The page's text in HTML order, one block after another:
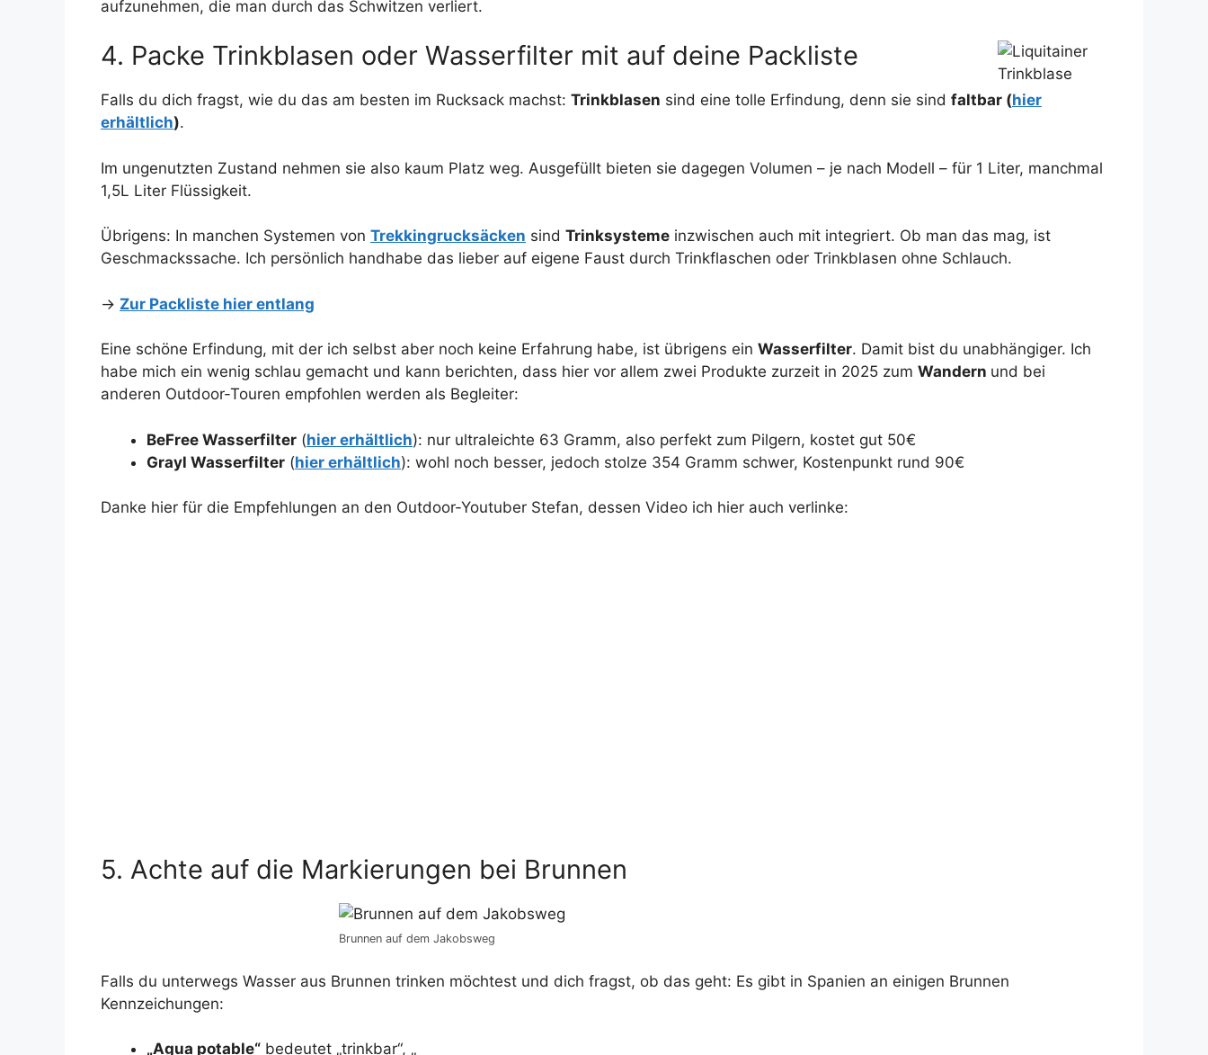
aufzunehmen, die man durch das Schwitzen verliert.
4. Packe Trinkblasen oder Wasserfilter mit auf deine Packliste
Falls du dich fragst, wie du das am besten im Rucksack machst: Trinkblasen sind eine tolle Erfindung, denn sie sind faltbar (hier
erhältlich).
Im ungenutzten Zustand nehmen sie also kaum Platz weg. Ausgefüllt bieten sie dagegen Volumen – je nach Modell – für 1 Liter, manchmal
1,5L Liter Flüssigkeit.
Übrigens: In manchen Systemen von Trekkingrucksäcken sind Trinksysteme inzwischen auch mit integriert. Ob man das mag, ist
Geschmackssache. Ich persönlich handhabe das lieber auf eigene Faust durch Trinkflaschen oder Trinkblasen ohne Schlauch.
-> Zur Packliste hier entlang
Eine schöne Erfindung, mit der ich selbst aber noch keine Erfahrung habe, ist übrigens ein Wasserfilter. Damit bist du unabhängiger. Ich
habe mich ein wenig schlau gemacht und kann berichten, dass hier vor allem zwei Produkte zurzeit in 2025 zum Wandern und bei
anderen Outdoor-Touren empfohlen werden als Begleiter:
BeFree Wasserfilter (hier erhältlich): nur ultraleichte 63 Gramm, also perfekt zum Pilgern, kostet gut 50€
Grayl Wasserfilter (hier erhältlich): wohl noch besser, jedoch stolze 354 Gramm schwer, Kostenpunkt rund 90€
Danke hier für die Empfehlungen an den Outdoor-Youtuber Stefan, dessen Video ich hier auch verlinke:
5. Achte auf die Markierungen bei Brunnen
Brunnen auf dem Jakobsweg
Falls du unterwegs Wasser aus Brunnen trinken möchtest und dich fragst, ob das geht: Es gibt in Spanien an einigen Brunnen
Kennzeichungen:
„Agua potable“ bedeutet „trinkbar“, „